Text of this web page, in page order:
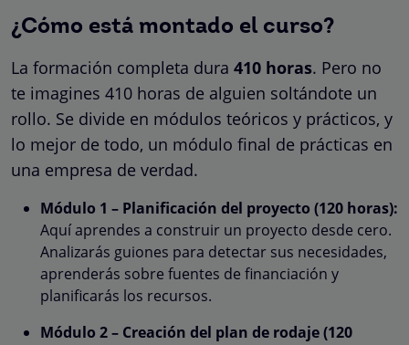
¿Cómo está montado el curso?
La formación completa dura 410 horas. Pero no
te imagines 410 horas de alguien soltándote un
rollo. Se divide en módulos teóricos y prácticos, y
lo mejor de todo, un módulo final de prácticas en
una empresa de verdad.
Módulo 1 – Planificación del proyecto (120 horas):
Aquí aprendes a construir un proyecto desde cero.
Analizarás guiones para detectar sus necesidades,
aprenderás sobre fuentes de financiación y
planificarás los recursos.
Módulo 2 – Creación del plan de rodaje (120